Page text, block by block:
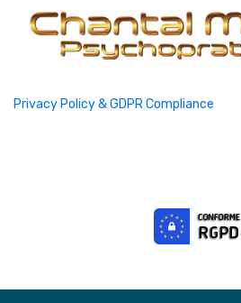
Privacy Policy & GDPR Compliance